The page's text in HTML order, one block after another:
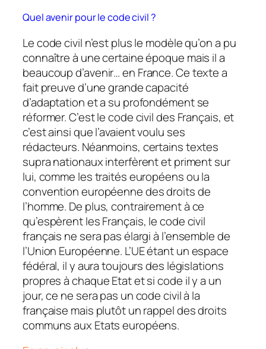
Quel avenir pour le code civil ?
Le code civil n’est plus le modèle qu’on a pu
connaître à une certaine époque mais il a
beaucoup d’avenir… en France. Ce texte a
fait preuve d’une grande capacité
d’adaptation et a su profondément se
réformer. C’est le code civil des Français, et
c’est ainsi que l’avaient voulu ses
rédacteurs. Néanmoins, certains textes
supra nationaux interfèrent et priment sur
lui, comme les traités européens ou la
convention européenne des droits de
l’homme. De plus, contrairement à ce
qu’espèrent les Français, le code civil
français ne sera pas élargi à l’ensemble de
l’Union Européenne. L’UE étant un espace
fédéral, il y aura toujours des législations
propres à chaque Etat et si code il y a un
jour, ce ne sera pas un code civil à la
française mais plutôt un rappel des droits
communs aux Etats européens.